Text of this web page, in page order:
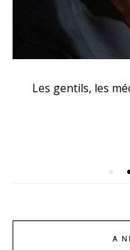
Les gentils, les
A